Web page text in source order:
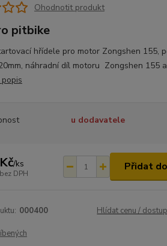
Ohodnotit produkt
pitbike
hřídele pro motor Zongshen 155,
náhradní díl motoru Zongshen 155
u dodavatele
/ks
bez DPH
Přidat
000400 Hlídat cenu /